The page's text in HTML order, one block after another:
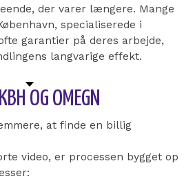
der varer længere. Mange
specialiserede i
garantier på deres arbejde,
langvarige effekt.
OG OMEGN
at finde en billig
video, er processen bygget op